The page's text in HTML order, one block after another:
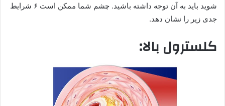
شوید باید به آن توجه داشته باشید. چشم شما ممکن است ۶ شرایط
جدی زیر را نشان دهد.
کلسترول بالا: